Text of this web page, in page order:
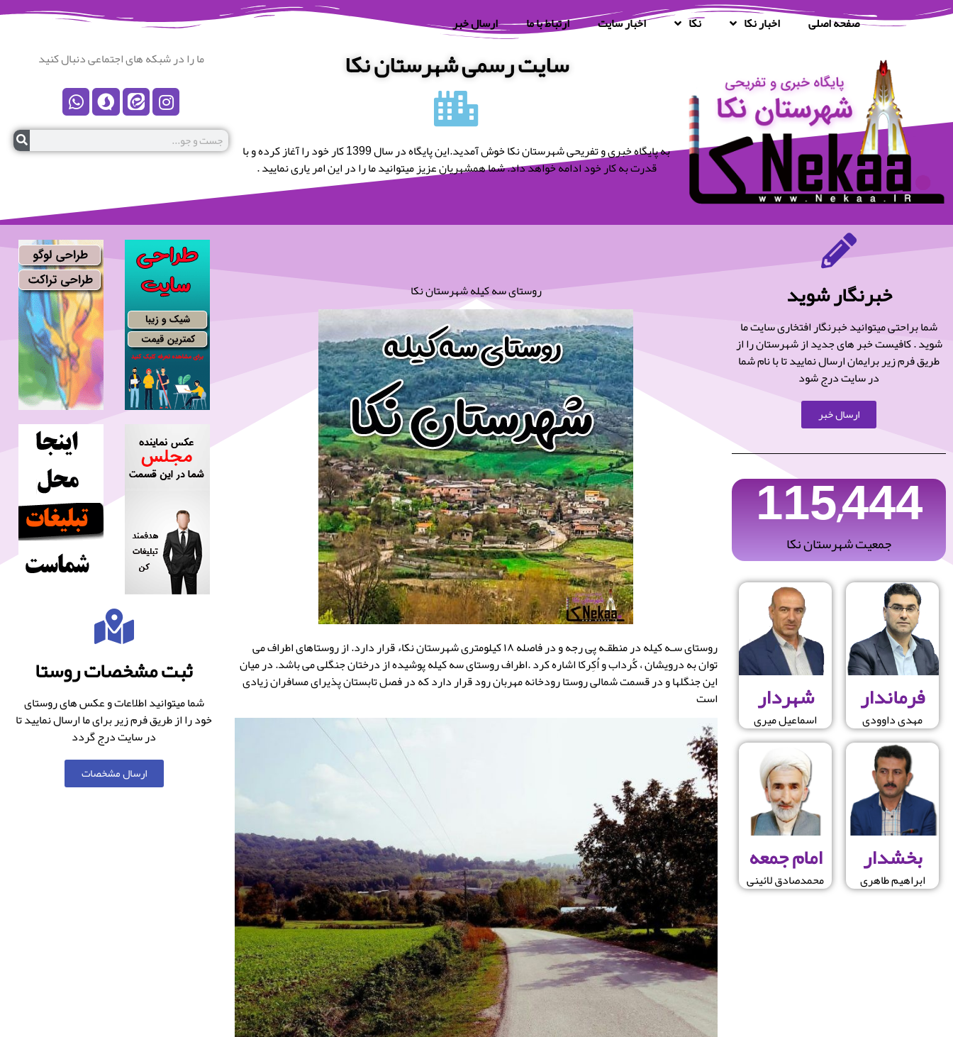
صفحه اصلی اخبار نکا نکا اخبار سایت ارتباط با ما ارسال خبر
سایت رسمی شهرستان نکا
به پایگاه خبری و تفریحی شهرستان نکا خوش آمدید.این پایگاه در سال 1399 کار خود را آغاز کرده و با
قدرت به کار خود ادامه خواهد داد. شما همشهریان عزیز میتوانید ما را در این امر یاری نمایید .
ما را در شبکه های اجتماعی دنبال کنید
خبرنگار شوید
شما براحتی میتوانید خبرنگار افتخاری سایت ما
شوید . کافیست خبر های جدید از شهرستان را از
طریق فرم زیر برایمان ارسال نمایید تا با نام شما
در سایت درج شود
ارسال خبر
115,444
جمعیت شهرستان نکا
فرماندار
مهدی داوودی
بخشدار
ابراهیم طاهری
شهردار
اسماعیل میری
امام جمعه
محمدصادق لائینی
روستای سه کیله شهرستان نکا
روستای سـه کیله در منطقـه پی رجه و در فاصله ۱۸ کیلومتری شهرستان نکاء قرار دارد. از روستاهای اطراف می
توان به درویشان ، کُرداب و اُکِرکا اشاره کرد .اطراف روستای سه کیله پوشیده از درختان جنگلی می باشد. در میان
این جنگلها و در قسمت شمالی روستا رودخانه مهربان رود قرار دارد که در فصل تابستان پذیرای مسافران زیادی
است
ثبت مشخصات روستا
شما میتوانید اطلاعات و عکس های روستای
خود را از طریق فرم زیر برای ما ارسال نمایید تا
در سایت درج گردد
ارسال مشخصات